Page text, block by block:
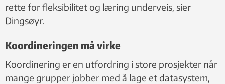
rette for fleksibilitet og læring underveis, sier
Dingsøyr.
Koordineringen må virke
Koordinering er en utfordring i store prosjekter når
mange grupper jobber med å lage et datasystem,